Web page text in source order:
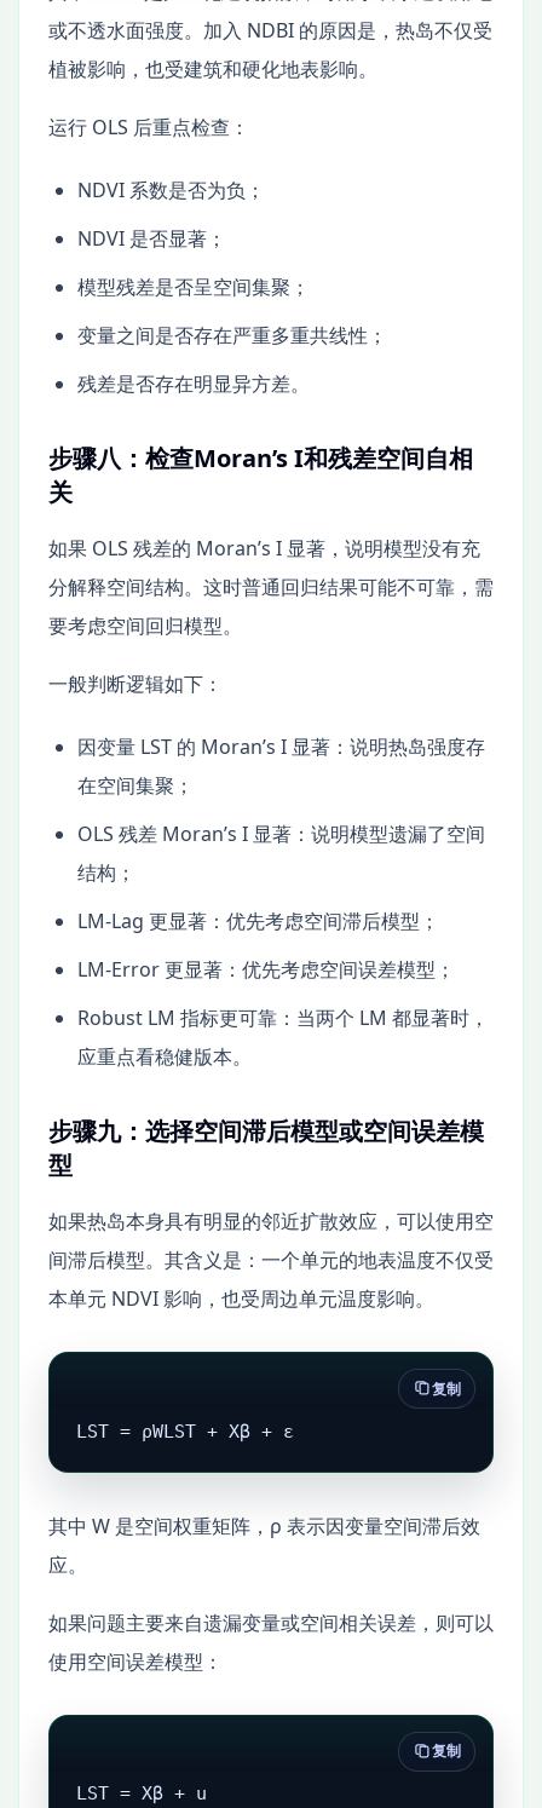
或不透水面强度。加入 NDBI 的原因是，热岛不仅受
植被影响，也受建筑和硬化地表影响。
运行 OLS 后重点检查：
NDVI 系数是否为负；
NDVI 是否显著；
模型残差是否呈空间集聚；
变量之间是否存在严重多重共线性；
残差是否存在明显异方差。
步骤八：检查Moran’s I和残差空间自相
关
如果 OLS 残差的 Moran’s I 显著，说明模型没有充
分解释空间结构。这时普通回归结果可能不可靠，需
要考虑空间回归模型。
一般判断逻辑如下：
因变量 LST 的 Moran’s I 显著：说明热岛强度存
在空间集聚；
OLS 残差 Moran’s I 显著：说明模型遗漏了空间
结构；
LM-Lag 更显著：优先考虑空间滞后模型；
LM-Error 更显著：优先考虑空间误差模型；
Robust LM 指标更可靠：当两个 LM 都显著时，
应重点看稳健版本。
步骤九：选择空间滞后模型或空间误差模
型
如果热岛本身具有明显的邻近扩散效应，可以使用空
间滞后模型。其含义是：一个单元的地表温度不仅受
本单元 NDVI 影响，也受周边单元温度影响。
LST = ρWLST + Xβ + ε
复制
其中 W 是空间权重矩阵，ρ 表示因变量空间滞后效
应。
如果问题主要来自遗漏变量或空间相关误差，则可以
使用空间误差模型：
LST = Xβ + u
复制